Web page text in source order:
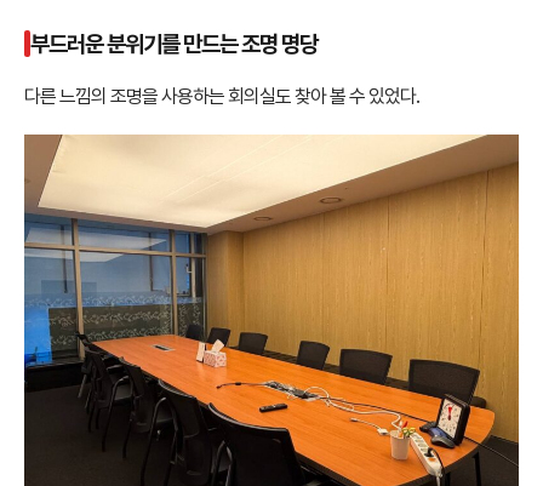
부드러운 분위기를 만드는 조명 명당
다른 느낌의 조명을 사용하는 회의실도 찾아 볼 수 있었다.